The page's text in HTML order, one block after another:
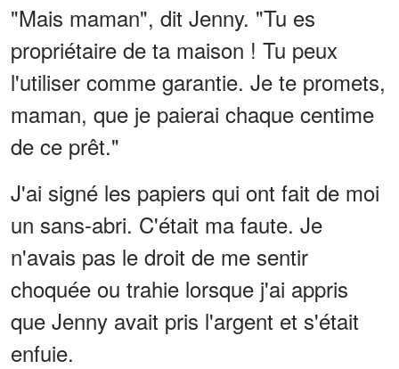
"Mais maman", dit Jenny. "Tu es
propriétaire de ta maison ! Tu peux
l'utiliser comme garantie. Je te promets,
maman, que je paierai chaque centime
de ce prêt."
J'ai signé les papiers qui ont fait de moi
un sans-abri. C'était ma faute. Je
n'avais pas le droit de me sentir
choquée ou trahie lorsque j'ai appris
que Jenny avait pris l'argent et s'était
enfuie.